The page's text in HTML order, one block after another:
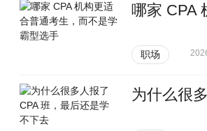
哪家 CPA
职场
为什么很